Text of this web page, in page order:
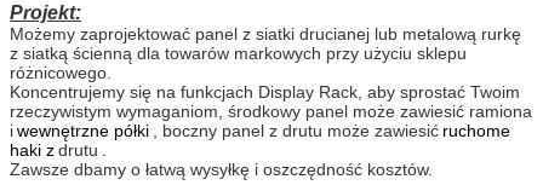
Projekt:
Możemy zaprojektować panel z siatki drucianej lub metalową rurkę
z siatką ścienną dla towarów markowych przy użyciu sklepu
różnicowego.
Koncentrujemy się na funkcjach Display Rack, aby sprostać Twoim
rzeczywistym wymaganiom, środkowy panel może zawiesić ramiona
iwewnętrzne półki , boczny panel z drutu może zawiesić ruchome
haki zdrutu
Zawsze dbamy o łatwą wysyłkę i oszczędność kosztów.